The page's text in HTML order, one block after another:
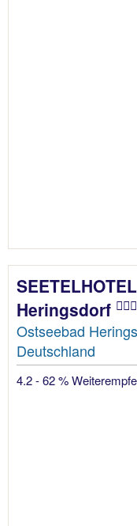
Heringsdorf
Ostseebad
Deutschland
4.2 - 62 %